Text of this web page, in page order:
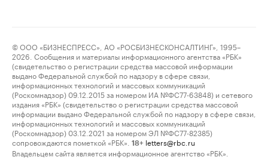
© ООО «БИЗНЕСПРЕСС», АО «РОСБИЗНЕСКОНСАЛТИНГ», 1995–
2026. Сообщения и материалы информационного агентства «РБК»
(свидетельство о регистрации средства массовой информации
выдано Федеральной службой по надзору в сфере связи,
информационных технологий и массовых коммуникаций
(Роскомнадзор) 09.12.2015 за номером ИА №ФС77-63848) и сетевого
издания «РБК» (свидетельство о регистрации средства массовой
информации выдано Федеральной службой по надзору в сфере связи,
информационных технологий и массовых коммуникаций
(Роскомнадзор) 03.12.2021 за номером ЭЛ №ФС77-82385)
сопровождаются пометкой «РБК».
18+ letters@rbc.ru
Владельцем сайта является информационное агентство «РБК».